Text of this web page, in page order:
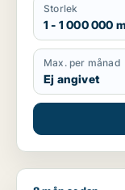
Storlek
1 - 1 000 000 m
Max. per månad
Ej angivet